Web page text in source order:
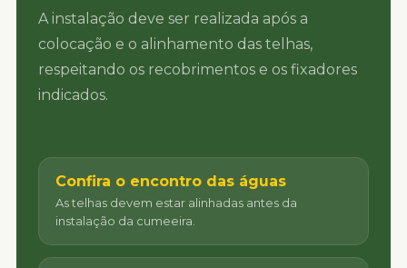
A instalação deve ser realizada após a
colocação e o alinhamento das telhas,
respeitando os recobrimentos e os fixadores
indicados.
Confira o encontro das águas
As telhas devem estar alinhadas antes da
instalação da cumeeira.